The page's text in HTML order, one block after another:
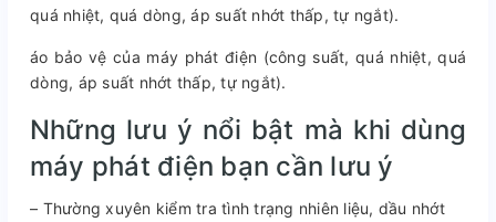
quá nhiệt, quá dòng, áp suất nhớt thấp, tự ngắt).
áo bảo vệ của máy phát điện (công suất, quá nhiệt, quá
dòng, áp suất nhớt thấp, tự ngắt).
Những lưu ý nổi bật mà khi dùng
máy phát điện bạn cần lưu ý
– Thường xuyên kiểm tra tình trạng nhiên liệu, dầu nhớt